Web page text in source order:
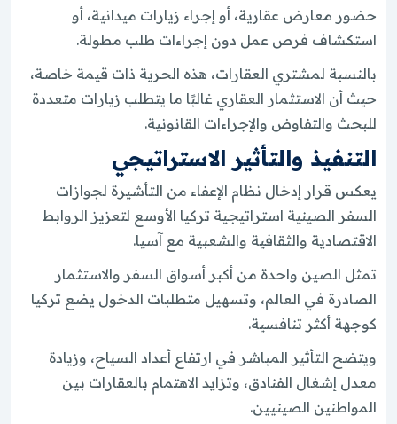
حضور معارض عقارية، أو إجراء زيارات ميدانية، أو
استكشاف فرص عمل دون إجراءات طلب مطولة.
بالنسبة لمشتري العقارات، هذه الحرية ذات قيمة خاصة،
حيث أن الاستثمار العقاري غالبًا ما يتطلب زيارات متعددة
للبحث والتفاوض والإجراءات القانونية.
التنفيذ والتأثير الاستراتيجي
يعكس قرار إدخال نظام الإعفاء من التأشيرة لجوازات
السفر الصينية استراتيجية تركيا الأوسع لتعزيز الروابط
الاقتصادية والثقافية والشعبية مع آسيا.
تمثل الصين واحدة من أكبر أسواق السفر والاستثمار
الصادرة في العالم، وتسهيل متطلبات الدخول يضع تركيا
كوجهة أكثر تنافسية.
ويتضح التأثير المباشر في ارتفاع أعداد السياح، وزيادة
معدل إشغال الفنادق، وتزايد الاهتمام بالعقارات بين
المواطنين الصينيين.